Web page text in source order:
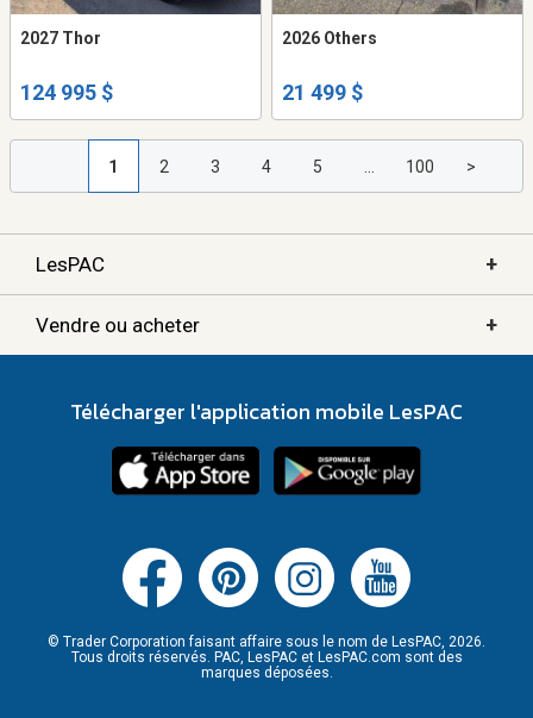
2027 Thor
124 995 $
2026 Others
21 499 $
1 2 3 4 5 100 >
LesPAC +
Vendre ou acheter +
Télécharger l'application mobile LesPAC
© Trader Corporation faisant affaire sous le nom de LesPAC, 2026.
Tous droits réservés. PAC, LesPAC et LesPAC.com sont des
marques déposées.